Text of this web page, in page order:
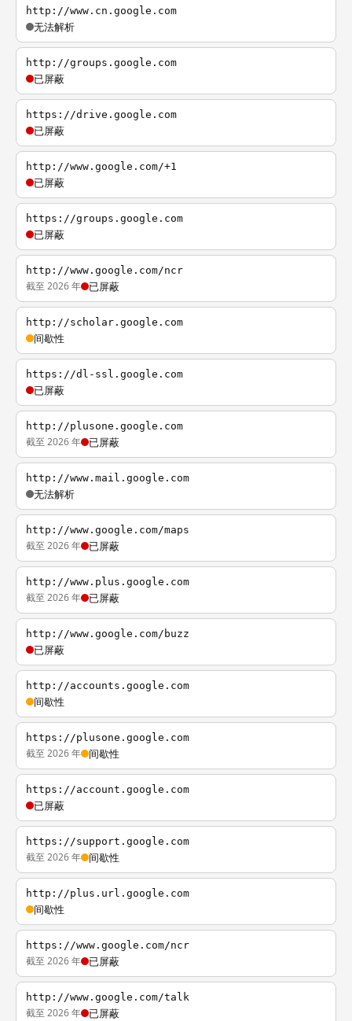
http://www.cn.google.com
无法解析
http://groups.google.com
已屏蔽
https://drive.google.com
已屏蔽
http://www.google.com/+1
已屏蔽
https://groups.google.com
已屏蔽
http://www.google.com/ncr
截至 2026 年 已屏蔽
http://scholar.google.com
间歇性
https://dl-ssl.google.com
已屏蔽
http://plusone.google.com
截至 2026 年 已屏蔽
http://www.mail.google.com
无法解析
http://www.google.com/maps
截至 2026 年 已屏蔽
http://www.plus.google.com
截至 2026 年 已屏蔽
http://www.google.com/buzz
已屏蔽
http://accounts.google.com
间歇性
https://plusone.google.com
截至 2026 年 间歇性
https://account.google.com
已屏蔽
https://support.google.com
截至 2026 年 间歇性
http://plus.url.google.com
间歇性
https://www.google.com/ncr
截至 2026 年 已屏蔽
http://www.google.com/talk
截至 2026 年 已屏蔽